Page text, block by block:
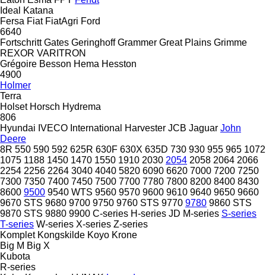
Ideal
Katana
Fersa Fiat FiatAgri Ford
6640
Fortschritt Gates Geringhoff Grammer Great Plains Grimme
REXOR VARITRON
Grégoire Besson Hema Hesston
4900
Holmer
Terra
Holset Horsch Hydrema
806
Hyundai IVECO International Harvester JCB Jaguar John
Deere
8R 550 590 592 625R 630F 630X 635D 730 930 955 965 1072
1075 1188 1450 1470 1550 1910 2030 2054 2058 2064 2066
2254 2256 2264 3040 4040 5820 6090 6620 7000 7200 7250
7300 7350 7400 7450 7500 7700 7780 7800 8200 8400 8430
8600 9500 9540 WTS 9560 9570 9600 9610 9640 9650 9660
9670 STS 9680 9700 9750 9760 STS 9770 9780 9860 STS
9870 STS 9880 9900 C-series H-series JD M-series S-series
T-series W-series X-series Z-series
Komplet Kongskilde Koyo Krone
Big M Big X
Kubota
R-series